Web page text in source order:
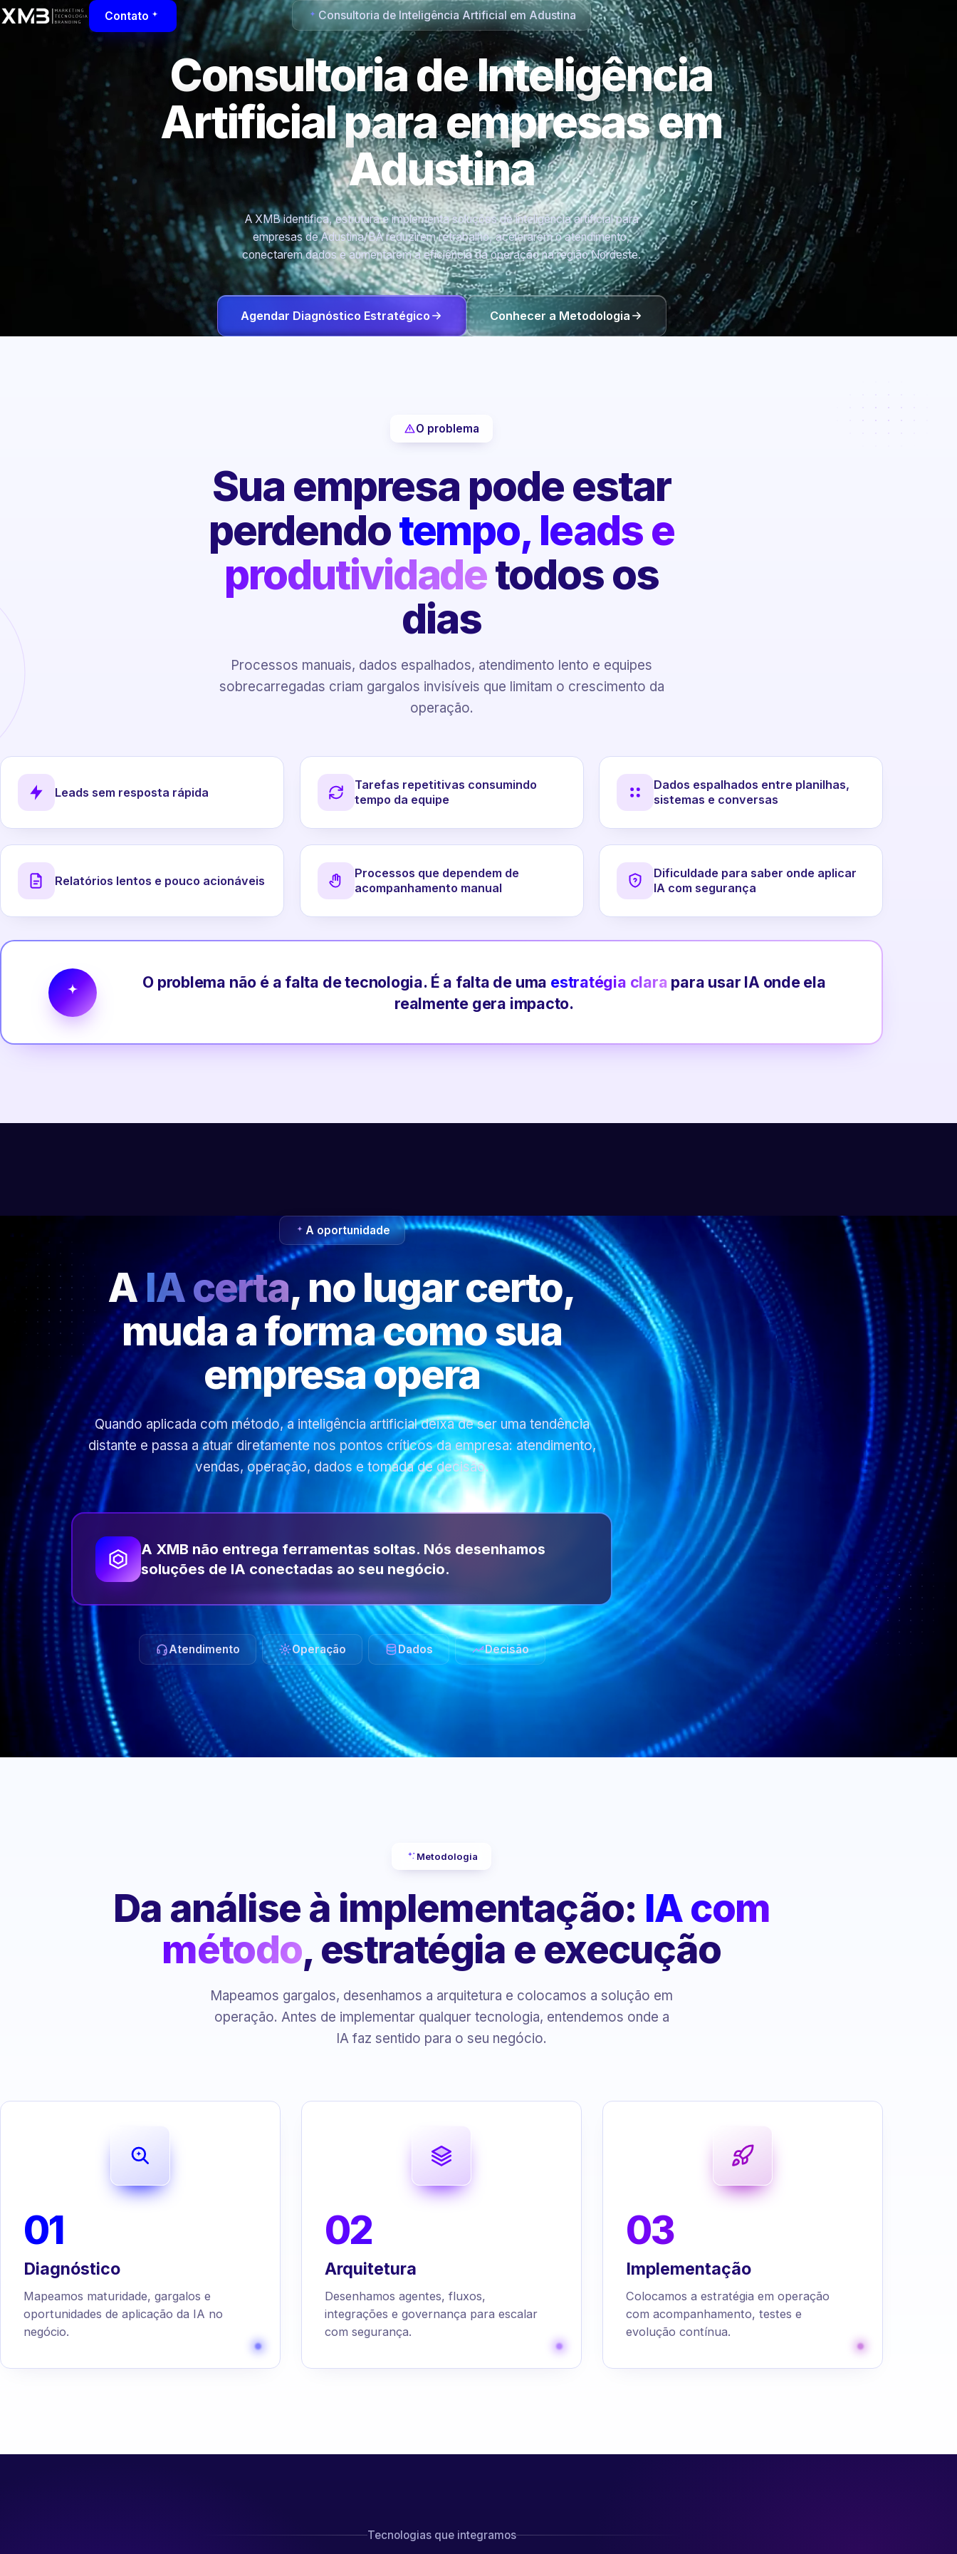
Contato Consultoria de Inteligência Artificial em Adustina
Consultoria de Inteligência
Artificial para empresas em
Adustina
A XMB identifica, estrutura e implementa soluções de inteligência artificial para
empresas de Adustina/BA reduzirem retrabalho, acelerarem o atendimento,
conectarem dados e aumentarem a eficiência da operação na região Nordeste.
Agendar Diagnóstico Estratégico Conhecer a Metodologia
O problema
Sua empresa pode estar
perdendotempo, leads e
produtividadetodos os
dias
Processos manuais, dados espalhados, atendimento lento e equipes
sobrecarregadas criam gargalos invisíveis que limitam o crescimento da
operação.
Leads sem resposta rápida
Tarefas repetitivas consumindo
tempo da equipe
Dados espalhados entre planilhas,
sistemas e conversas
Relatórios lentos e pouco acionáveis
Processos que dependem de
acompanhamento manual
Dificuldade para saber onde aplicar
IA com segurança
O problema não é a falta de tecnologia. É a falta de uma estratégia clara para usar IA onde ela
realmente gera impacto.
A oportunidade
AIA certa, no lugar certo,
muda a forma como sua
empresa opera
Quando aplicada com método, a inteligência artificial deixa de ser uma tendência
distante e passa a atuar diretamente nos pontos críticos da empresa: atendimento,
vendas, operação, dados e tomada de decisão.
A XMB não entrega ferramentas soltas. Nós desenhamos
soluções de IA conectadas ao seu negócio.
Atendimento Operação Dados Decisão
Metodologia
Da análise à implementação: IA com
método, estratégia e execução
Mapeamos gargalos, desenhamos a arquitetura e colocamos a solução em
operação. Antes de implementar qualquer tecnologia, entendemos onde a
IA faz sentido para o seu negócio.
01
Diagnóstico
Mapeamos maturidade, gargalos e
oportunidades de aplicação da IA no
negócio.
02
Arquitetura
Desenhamos agentes, fluxos,
integrações e governança para escalar
com segurança.
03
Implementação
Colocamos a estratégia em operação
com acompanhamento, testes e
evolução contínua.
Tecnologias que integramos